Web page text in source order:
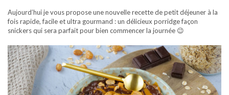
Aujourd’hui je vous propose une nouvelle recette de petit déjeuner à la
fois rapide, facile et ultra gourmand : un délicieux porridge façon
snickers qui sera parfait pour bien commencer la journée 😉